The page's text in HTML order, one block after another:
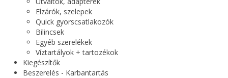
Elzárók, szelepek
Quick gyorscsatlakozók
Bilincsek
Egyéb szerelékek
Víztartályok + tartozékok
Kiegészítők
Beszerelés - Karbantartás